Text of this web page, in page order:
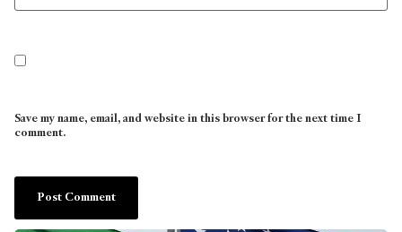
Save my name, email, and website in this browser for the next time I
comment.